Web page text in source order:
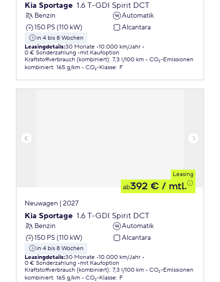
Kia Sportage 1.6 T-GDI Spirit DCT
Benzin
Automatik
150 PS (110 kW)
Alcantara
in 4 bis 8 Wochen
Leasingdetails:30 Monate 10.000 km/Jahr
0 € Sonderzahlung
mit Kaufoption
Kraftstoffverbrauch (kombiniert): 7,3 l/100 km
CO₂-Emissionen
kombiniert: 165 g/km CO₂-Klasse: F
Leasing
ab392 € / mtl.
Neuwagen | 2027
Kia Sportage 1.6 T-GDI Spirit DCT
Benzin
Automatik
150 PS (110 kW)
Alcantara
in 4 bis 8 Wochen
Leasingdetails:30 Monate 10.000 km/Jahr
0 € Sonderzahlung
mit Kaufoption
Kraftstoffverbrauch (kombiniert): 7,3 l/100 km
CO₂-Emissionen
kombiniert: 165 g/km CO₂-Klasse: F